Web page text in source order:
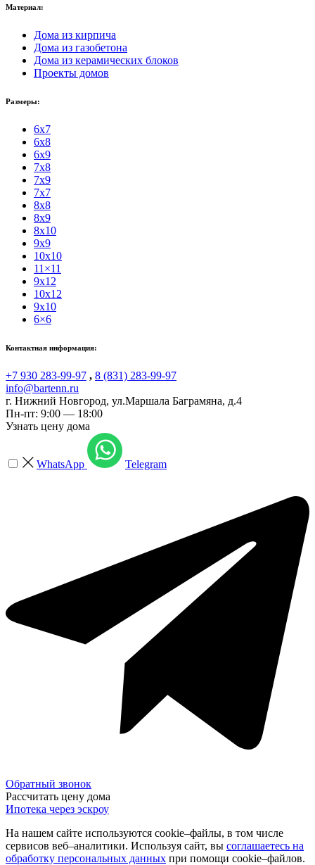
Материал:
Дома из кирпича
Дома из газобетона
Дома из керамических блоков
Проекты домов
Размеры:
6x7
6x8
6x9
7x8
7x9
7x7
8x8
8x9
8x10
9x9
10x10
11×11
9x12
10x12
9x10
6×6
Контактная информация:
+7 930 283-99-97 , 8 (831) 283-99-97
info@bartenn.ru
г. Нижний Новгород, ул.Маршала Баграмяна, д.4
Пн-пт: 9:00 — 18:00
Узнать цену дома
WhatsApp Telegram
Обратный звонок
Рассчитать цену дома
Ипотека через эскроу
На нашем сайте используются cookie–файлы, в том числе
сервисов веб–аналитики. Используя сайт, вы соглашаетесь на
обработку персональных данных при помощи cookie–файлов.